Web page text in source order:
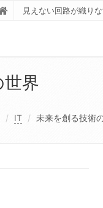
見えない回路が織り
界
IT 未来を創る技術